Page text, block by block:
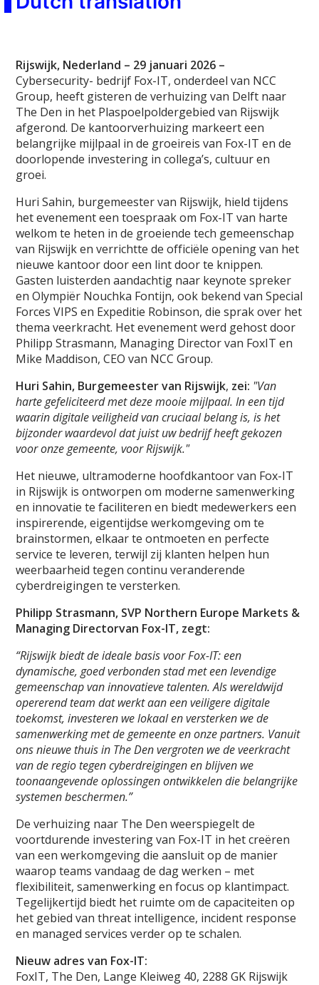
Rijswijk, Nederland – 29 januari 2026 –
Cybersecurity- bedrijf Fox-IT, onderdeel van NCC
Group, heeft gisteren de verhuizing van Delft naar
The Den in het Plaspoelpoldergebied van Rijswijk
afgerond. De kantoorverhuizing markeert een
belangrijke mijlpaal in de groeireis van Fox-IT en de
doorlopende investering in collega’s, cultuur en
groei.
Huri Sahin, burgemeester van Rijswijk, hield tijdens
het evenement een toespraak om Fox-IT van harte
welkom te heten in de groeiende tech gemeenschap
van Rijswijk en verrichtte de officiële opening van het
nieuwe kantoor door een lint door te knippen.
Gasten luisterden aandachtig naar keynote spreker
en Olympiër Nouchka Fontijn, ook bekend van Special
Forces VIPS en Expeditie Robinson, die sprak over het
thema veerkracht. Het evenement werd gehost door
Philipp Strasmann, Managing Director van FoxIT en
Mike Maddison, CEO van NCC Group.
Huri Sahin, Burgemeester van Rijswijk, zei: "Van
harte gefeliciteerd met deze mooie mijlpaal. In een tijd
waarin digitale veiligheid van cruciaal belang is, is het
bijzonder waardevol dat juist uw bedrijf heeft gekozen
voor onze gemeente, voor Rijswijk."
Het nieuwe, ultramoderne hoofdkantoor van Fox-IT
in Rijswijk is ontworpen om moderne samenwerking
en innovatie te faciliteren en biedt medewerkers een
inspirerende, eigentijdse werkomgeving om te
brainstormen, elkaar te ontmoeten en perfecte
service te leveren, terwijl zij klanten helpen hun
weerbaarheid tegen continu veranderende
cyberdreigingen te versterken.
Philipp Strasmann, SVP Northern Europe Markets &
Managing Directorvan Fox-IT, zegt:
“Rijswijk biedt de ideale basis voor Fox-IT: een
dynamische, goed verbonden stad met een levendige
gemeenschap van innovatieve talenten. Als wereldwijd
opererend team dat werkt aan een veiligere digitale
toekomst, investeren we lokaal en versterken we de
samenwerking met de gemeente en onze partners. Vanuit
ons nieuwe thuis in The Den vergroten we de veerkracht
van de regio tegen cyberdreigingen en blijven we
toonaangevende oplossingen ontwikkelen die belangrijke
systemen beschermen.”
De verhuizing naar The Den weerspiegelt de
voortdurende investering van Fox-IT in het creëren
van een werkomgeving die aansluit op de manier
waarop teams vandaag de dag werken – met
flexibiliteit, samenwerking en focus op klantimpact.
Tegelijkertijd biedt het ruimte om de capaciteiten op
het gebied van threat intelligence, incident response
en managed services verder op te schalen.
Nieuw adres van Fox-IT:
FoxIT, The Den, Lange Kleiweg 40, 2288 GK Rijswijk